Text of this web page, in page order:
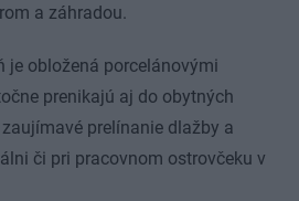
a záhradou.
je obložená porcelánovými
prenikajú aj do obytných
prelínanie dlažby a
či pri pracovnom ostrovčeku v